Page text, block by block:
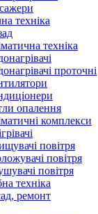
техніка
техніка
проточні
опалення
комплекси
повітря
повітря
повітря
техніка
ремонт